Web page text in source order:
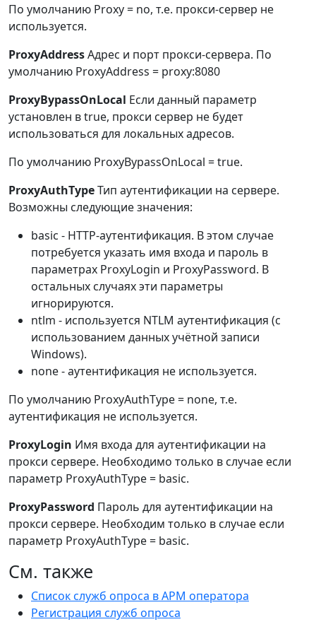
По умолчанию Proxy = no, т.е. прокси-сервер не
используется.
ProxyAddressАдрес и порт прокси-сервера. По
умолчанию ProxyAddress = proxy:8080
ProxyBypassOnLocal Если данный параметр
установлен в true, прокси сервер не будет
использоваться для локальных адресов.
По умолчанию ProxyBypassOnLocal = true.
ProxyAuthTypeТип аутентификации на сервере.
Возможны следующие значения:
basic - HTTP-аутентификация. В этом случае
потребуется указать имя входа и пароль в
параметрах ProxyLogin и ProxyPassword. В
остальных случаях эти параметры
игнорируются.
ntlm - используется NTLM аутентификация (с
использованием данных учётной записи
Windows).
none - аутентификация не используется.
По умолчанию ProxyAuthType = none, т.е.
аутентификация не используется.
ProxyLogin Имя входа для аутентификации на
прокси сервере. Необходимо только в случае если
параметр ProxyAuthType = basic.
ProxyPassword Пароль для аутентификации на
прокси сервере. Необходим только в случае если
параметр ProxyAuthType = basic.
См. также
Список служб опроса в АРМ оператора
Регистрация служб опроса